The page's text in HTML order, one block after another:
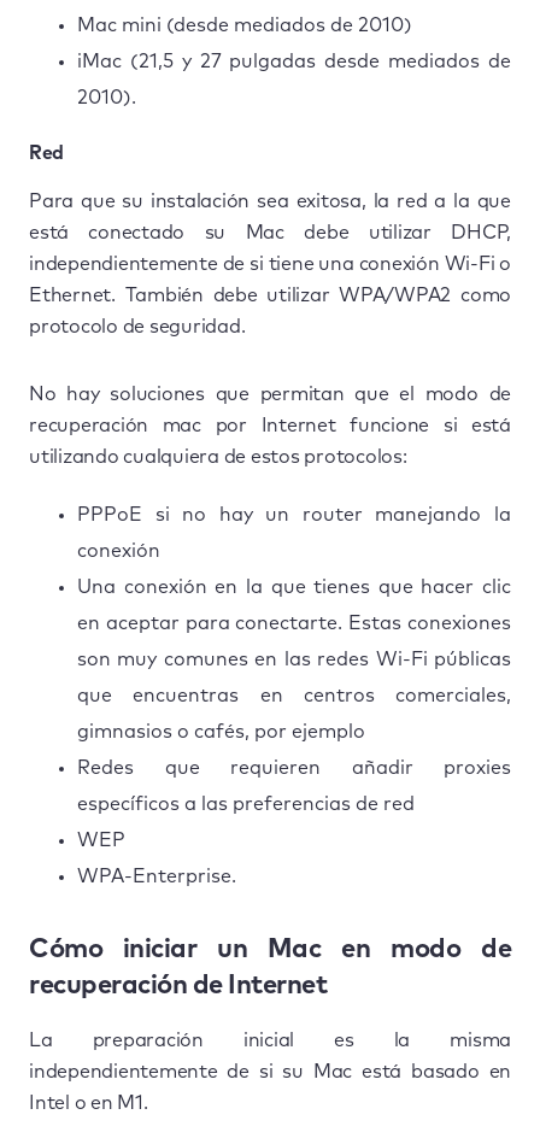
Mac mini (desde mediados de 2010)
iMac (21,5 y 27 pulgadas desde mediados de
2010).
Red
Para que su instalación sea exitosa, la red a la que
está conectado su Mac debe utilizar DHCP,
independientemente de si tiene una conexión Wi-Fi o
Ethernet. También debe utilizar WPA/WPA2 como
protocolo de seguridad.
No hay soluciones que permitan que el modo de
recuperación mac por Internet funcione si está
utilizando cualquiera de estos protocolos:
PPPoE si no hay un router manejando la
conexión
Una conexión en la que tienes que hacer clic
en aceptar para conectarte. Estas conexiones
son muy comunes en las redes Wi-Fi públicas
que encuentras en centros comerciales,
gimnasios o cafés, por ejemplo
Redes que requieren añadir proxies
específicos a las preferencias de red
WEP
WPA-Enterprise.
Cómo iniciar un Mac en modo de
recuperación de Internet
La preparación inicial es la misma
independientemente de si su Mac está basado en
Intel o en M1.